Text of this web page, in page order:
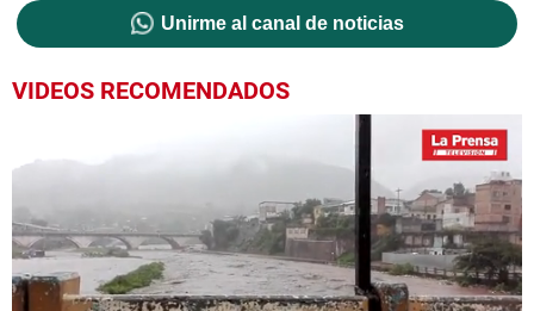
Unirme al canal de noticias
VIDEOS RECOMENDADOS